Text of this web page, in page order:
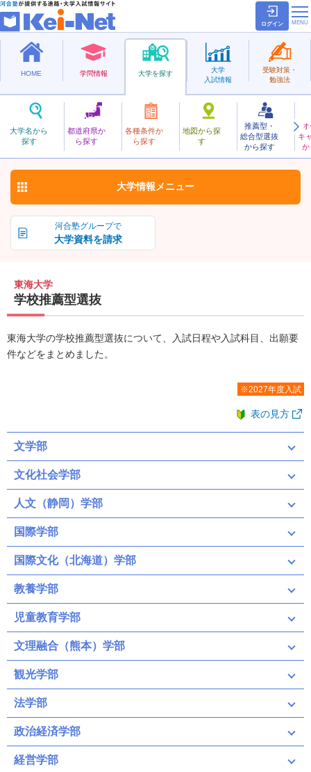
ログイン
HOME 学問情報 大学を探す
大学名から
探す
都道府県か
ら探す
各種条件か
ら探す
地図から探
す
推薦型・
総合型選抜
から探す
キ
か
大学
入試情報
受験対策・
勉強法
私立
とうかい
東海大学 お気に入り
河合塾グループで
大学資料を請求
大学情報 メニュー
東海大学
学校推薦型選抜
東海大学の学校推薦型選抜について、入試日程や入試科目、出願要
件などをまとめました。
※2027年度入試
表の見方
文学部
文化社会学部
人文（静岡）学部
国際学部
国際文化（北海道）学部
教養学部
児童教育学部
文理融合（熊本）学部
観光学部
法学部
政治経済学部
経営学部